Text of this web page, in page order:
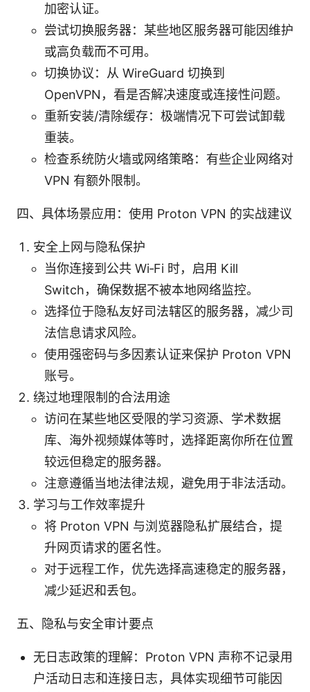
加密认证。
尝试切换服务器：某些地区服务器可能因维护
或高负载而不可用。
切换协议：从 WireGuard 切换到
OpenVPN，看是否解决速度或连接性问题。
重新安装/清除缓存：极端情况下可尝试卸载
重装。
检查系统防火墙或网络策略：有些企业网络对
VPN 有额外限制。
四、具体场景应用：使用 Proton VPN 的实战建议
安全上网与隐私保护
当你连接到公共 Wi‑Fi 时，启用 Kill
Switch，确保数据不被本地网络监控。
选择位于隐私友好司法辖区的服务器，减少司
法信息请求风险。
使用强密码与多因素认证来保护 Proton VPN
账号。
绕过地理限制的合法用途
访问在某些地区受限的学习资源、学术数据
库、海外视频媒体等时，选择距离你所在位置
较远但稳定的服务器。
注意遵循当地法律法规，避免用于非法活动。
学习与工作效率提升
将 Proton VPN 与浏览器隐私扩展结合，提
升网页请求的匿名性。
对于远程工作，优先选择高速稳定的服务器，
减少延迟和丢包。
五、隐私与安全审计要点
无日志政策的理解：Proton VPN 声称不记录用
户活动日志和连接日志，具体实现细节可能因